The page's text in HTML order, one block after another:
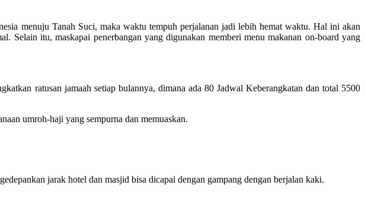
menuju Tanah Suci, maka waktu tempuh perjalanan jadi lebih hemat waktu. Hal ini akan
Selain itu, maskapai penerbangan yang digunakan memberi menu makanan on-board yang
ratusan jamaah setiap bulannya, dimana ada 80 Jadwal Keberangkatan dan total 5500
umroh-haji yang sempurna dan memuaskan.
jarak hotel dan masjid bisa dicapai dengan gampang dengan berjalan kaki.